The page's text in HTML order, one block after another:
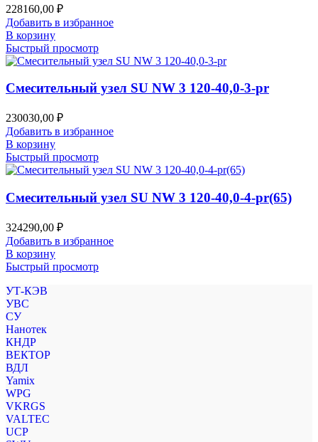
228160,00 ₽
Добавить в избранное
В корзину
Быстрый просмотр
Смесительный узел SU NW 3 120-40,0-3-pr
230030,00 ₽
Добавить в избранное
В корзину
Быстрый просмотр
Смесительный узел SU NW 3 120-40,0-4-pr(65)
324290,00 ₽
Добавить в избранное
В корзину
Быстрый просмотр
УТ-КЭВ
УВС
СУ
Нанотек
КНДР
ВЕКТОР
ВДЛ
Yamix
WPG
VKRGS
VALTEC
UCP